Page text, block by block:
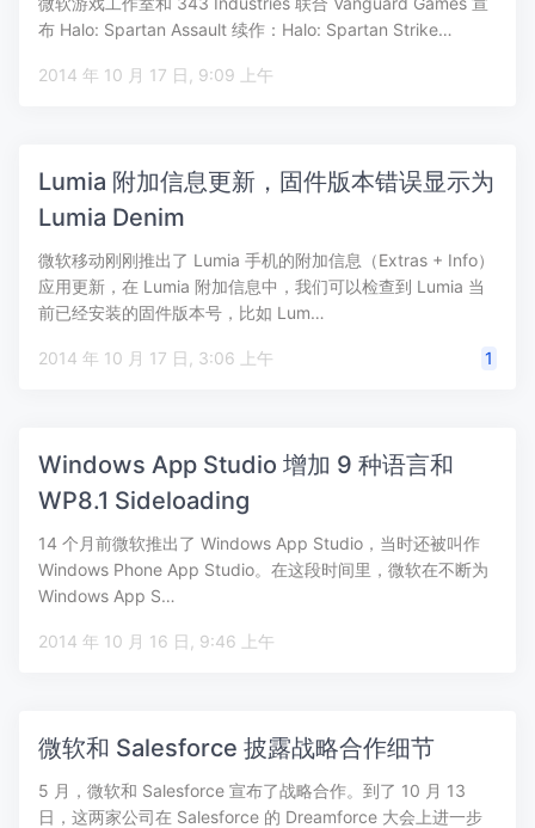
布 Halo: Spartan Assault 续作：Halo: Spartan Strike…
2014 年 10 月 17 日, 9:09 上午
Lumia 附加信息更新，固件版本错误显示为
Lumia Denim
微软移动刚刚推出了 Lumia 手机的附加信息（Extras + Info）
应用更新，在 Lumia 附加信息中，我们可以检查到 Lumia 当
前已经安装的固件版本号，比如 Lum…
2014 年 10 月 17 日, 3:06 上午 1
Windows App Studio 增加 9 种语言和
WP8.1 Sideloading
14 个月前微软推出了 Windows App Studio，当时还被叫作
Windows Phone App Studio。在这段时间里，微软在不断为
Windows App S…
2014 年 10 月 16 日, 9:46 上午
微软和 Salesforce 披露战略合作细节
5 月，微软和 Salesforce 宣布了战略合作。到了 10 月 13
日，这两家公司在 Salesforce 的 Dreamforce 大会上进一步